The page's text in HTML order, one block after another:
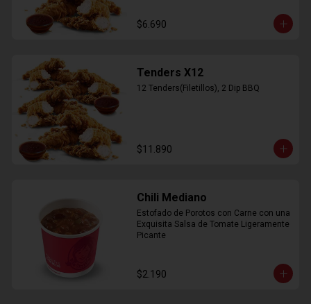
$6.690
Tenders X12
12 Tenders(Filetillos), 2 Dip BBQ
$11.890
Chili Mediano
Estofado de Porotos con Carne con una
Exquisita Salsa de Tomate Ligeramente
Picante
$2.190